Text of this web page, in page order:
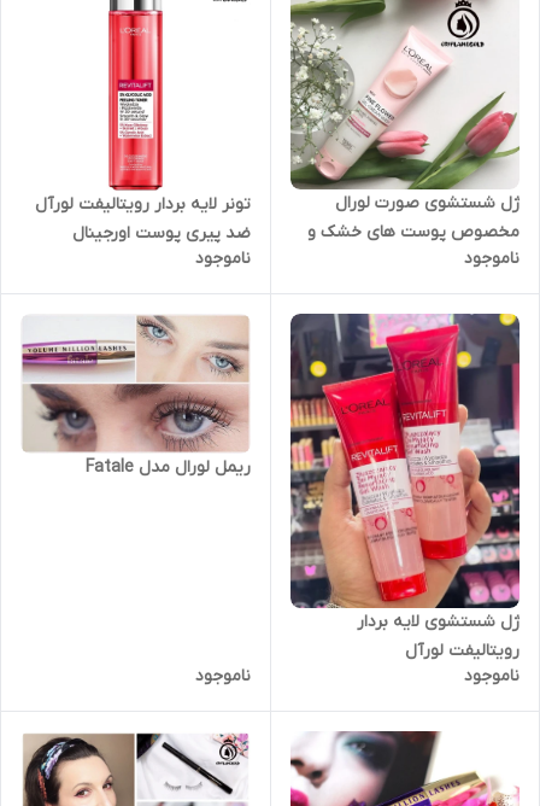
ژل شستشوی صورت لورال
مخصوص پوست های خشک و
حساس اورجینال
ناموجود
تونر لایه بردار رویتالیفت لورآل
ضد پیری پوست اورجینال
ناموجود
ژل شستشوی لایه بردار
رویتالیفت لورآل
ناموجود
ریمل لورال مدل Fatale
ناموجود